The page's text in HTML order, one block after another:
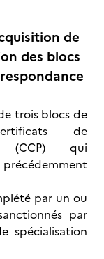
de
des blocs
trois blocs de
de
(CCP) qui
par un ou
par
spécialisation